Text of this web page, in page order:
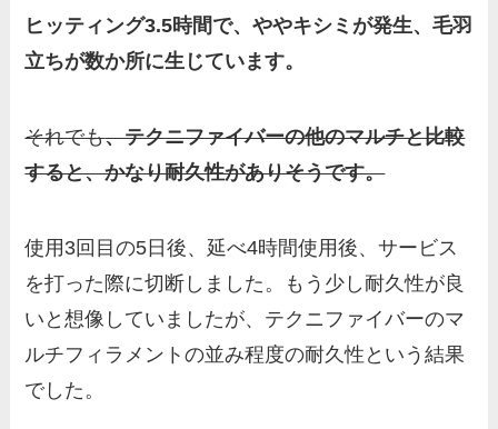
ヒッティング3.5時間で、ややキシミが発生、毛羽
立ちが数か所に生じています。
それでも、テクニファイバーの他のマルチと比較
すると、かなり耐久性がありそうです。
使用3回目の5日後、延べ4時間使用後、サービス
を打った際に切断しました。もう少し耐久性が良
いと想像していましたが、テクニファイバーのマ
ルチフィラメントの並み程度の耐久性という結果
でした。